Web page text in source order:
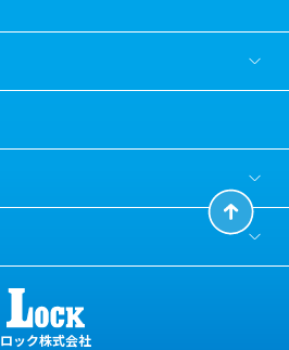
ロック株式会社